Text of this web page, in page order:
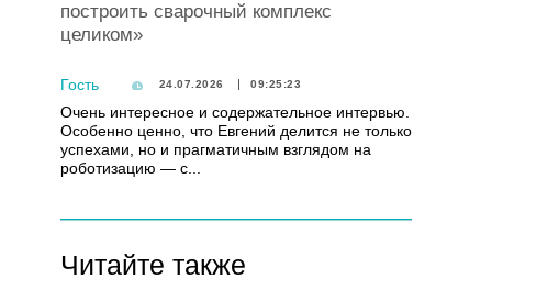
построить сварочный комплекс
целиком»
Гость 24.07.2026 09:25:23
Очень интересное и содержательное интервью.
Особенно ценно, что Евгений делится не только
успехами, но и прагматичным взглядом на
роботизацию — с...
Читайте также